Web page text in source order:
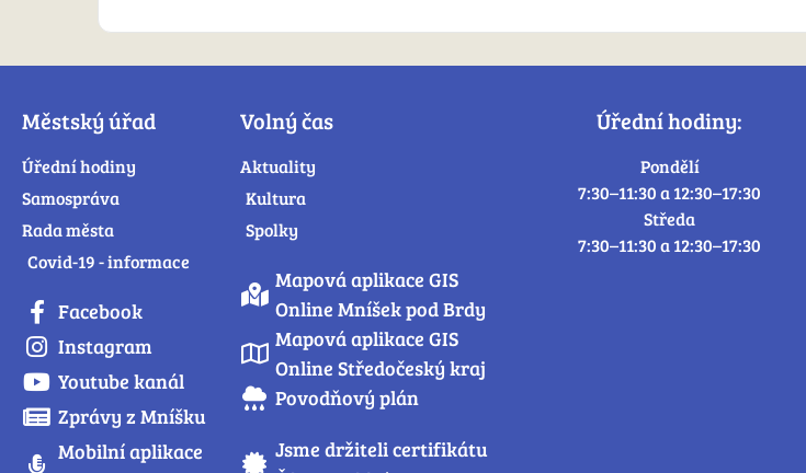
Městský úřad
Úřední hodiny
Samospráva
Rada města
Covid-19 - informace
Facebook
Instagram
Youtube kanál
Zprávy z Mníšku
Mobilní aplikace
Volný čas
Aktuality
Kultura
Spolky
Mapová aplikace GIS
Online Mníšek pod Brdy
Mapová aplikace GIS
Online Středočeský kraj
Povodňový plán
Jsme držiteli certifikátu
Úřední hodiny:
Pondělí
7:30–11:30 a 12:30–17:30
Středa
7:30–11:30 a 12:30–17:30